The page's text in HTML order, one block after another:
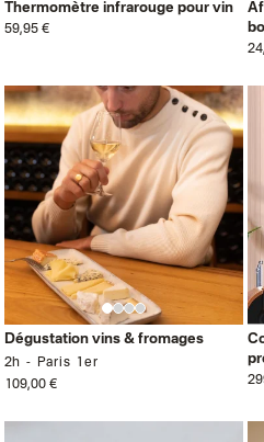
Thermomètre infrarouge pour vin
59,95 €
Dégustation vins & fromages
2h
Paris 1er
109,00 €